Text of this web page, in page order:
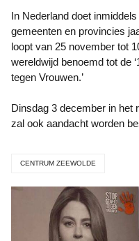
In Nederland doet inmiddels een overgrote meerderheid van de
gemeenten en provincies
loopt van 25 november tot
wereldwijd benoemd tot de
tegen Vrouwen.’
Dinsdag 3 december in het
zal ook aandacht worden
CENTRUM ZEEWOLDE